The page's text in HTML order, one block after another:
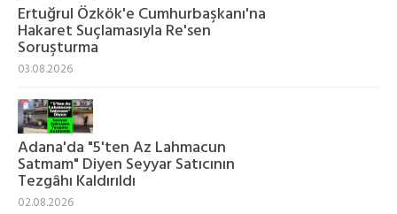
Ertuğrul Özkök'e Cumhurbaşkanı'na
Hakaret Suçlamasıyla Re'sen
Soruşturma
03.08.2026
Adana'da "5'ten Az Lahmacun
Satmam" Diyen Seyyar Satıcının
Tezgâhı Kaldırıldı
02.08.2026